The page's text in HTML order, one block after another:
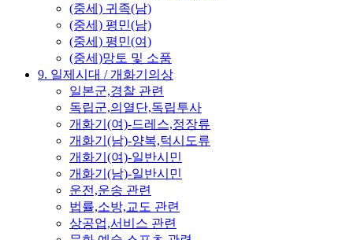
(중세) 귀족(남)
(중세) 평민(남)
(중세) 평민(여)
(중세)망토 및 소품
9. 일제시대 / 개화기의상
일본군,경찰 관련
독립군,의열단,독립투사
개화기(여)-드레스,정장류
개화기(남)-양복,턱시도류
개화기(여)-일반시민
개화기(남)-일반시민
운전,운송 관련
법률,소방,교도 관련
상공업,서비스 관련